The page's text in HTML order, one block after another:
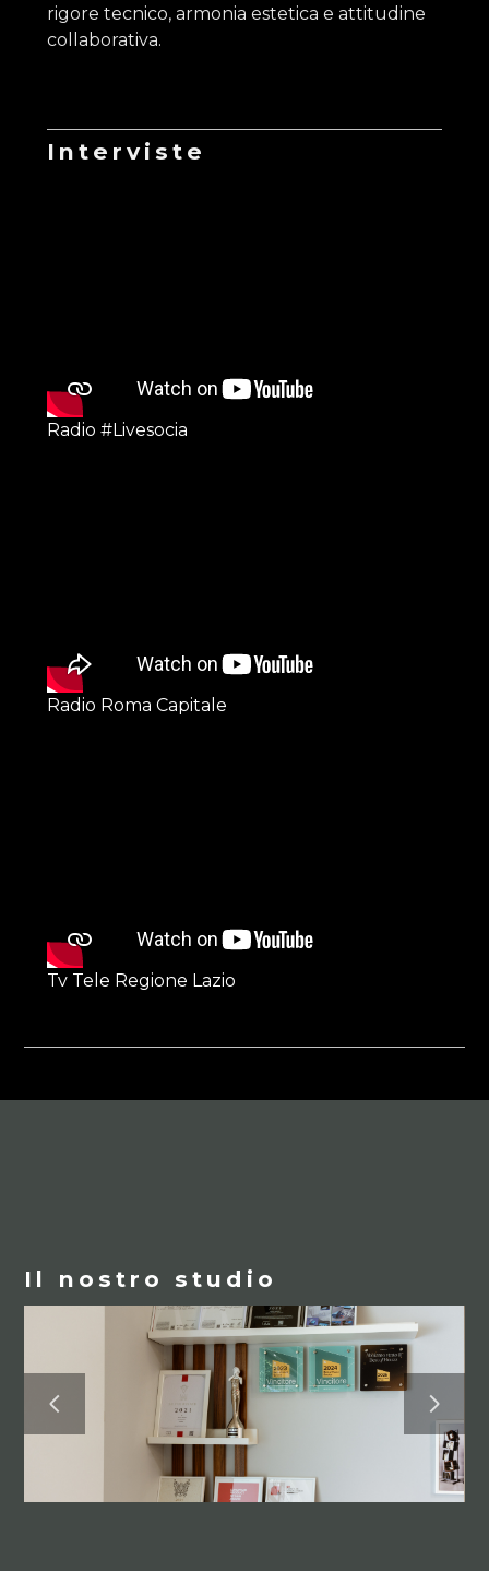
rigore tecnico, armonia estetica e attitudine
collaborativa.
Interviste
Radio #Livesocia
Radio Roma Capitale
Tv Tele Regione Lazio
Il nostro studio